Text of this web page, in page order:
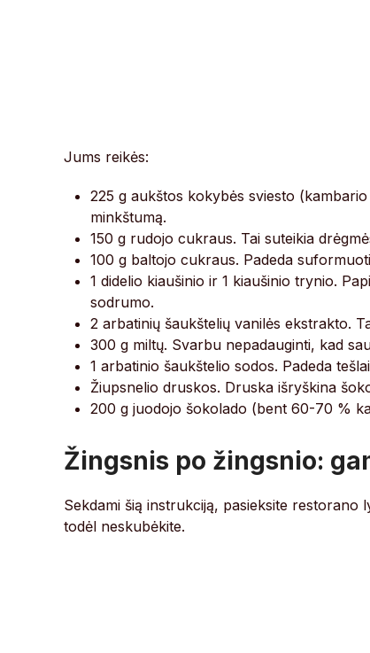
Jums reikės:
225 g aukštos kokybės sviesto
minkštumą.
150 g rudojo cukraus. Tai suteikia
100 g baltojo cukraus. Padeda
1 didelio kiaušinio ir 1 kiaušinio trynio.
sodrumo.
2 arbatinių šaukštelių vanilės ekstrakto.
300 g miltų. Svarbu nepadauginti, kad
1 arbatinio šaukštelio sodos. Padeda
Žiupsnelio druskos. Druska išryškina
200 g juodojo šokolado (bent 60-70 %
Žingsnis po žingsnio:
Sekdami šią instrukciją, pasieksite
todėl neskubėkite.